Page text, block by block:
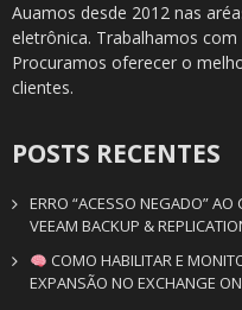
Auamos desde 2012 nas
eletrônica. Trabalhamos
Procuramos oferecer o
clientes.
POSTS RECENTES
ERRO “ACESSO NEGADO”
VEEAM BACKUP &
COMO HABILITAR E
EXPANSÃO NO EXCHANGE